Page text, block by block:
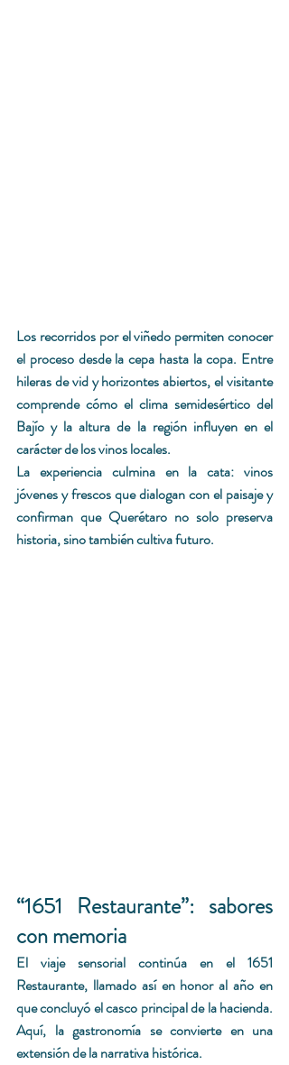
Los recorridos por el viñedo permiten conocer
el proceso desde la cepa hasta la copa. Entre
hileras de vid y horizontes abiertos, el visitante
comprende cómo el clima semidesértico del
Bajío y la altura de la región influyen en el
carácter de los vinos locales.
La experiencia culmina en la cata: vinos
jóvenes y frescos que dialogan con el paisaje y
confirman que Querétaro no solo preserva
historia, sino también cultiva futuro.
“1651 Restaurante”: sabores
con memoria
El viaje sensorial continúa en el 1651
Restaurante, llamado así en honor al año en
que concluyó el casco principal de la hacienda.
Aquí, la gastronomía se convierte en una
extensión de la narrativa histórica.